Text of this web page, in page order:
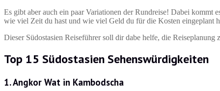
Es gibt aber auch ein paar Variationen der Rundreise! Dabei
wie viel Zeit du hast und wie viel Geld du für die Kosten eingeplant
Dieser Südostasien Reiseführer soll dir dabe helfe, die
Top 15 Südostasien Sehenswürdigkeiten
1. Angkor Wat in Kambodscha